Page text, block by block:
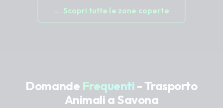
← Scopri tutte le zone coperte
Domande Frequenti - Trasporto
Animali a Savona